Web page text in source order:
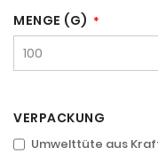
MENGE (G)
VERPACKUNG
Umwelttüte aus